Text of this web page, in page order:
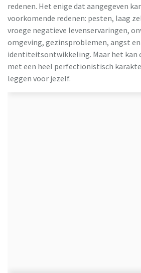
redenen. Het enige dat aangegeven
voorkomende redenen: pesten, laag
vroege negatieve levenservaringen,
omgeving, gezinsproblemen, angst en
identiteitsontwikkeling. Maar het kan
met een heel perfectionistisch
leggen voor jezelf.